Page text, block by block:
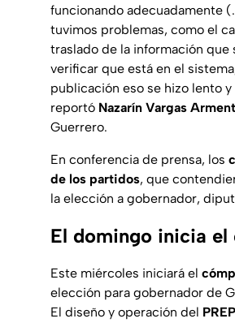
funcionando adecuadamente
tuvimos problemas, como el
traslado de la información que
verificar que está en el
publicación eso se hizo lento
reportó Nazarín Vargas
Guerrero.
En conferencia de prensa, los
de los partidos, que
la elección a gobernador,
El domingo inicia el
Este miércoles iniciará el
elección para gobernador de
El diseño y operación del PREP